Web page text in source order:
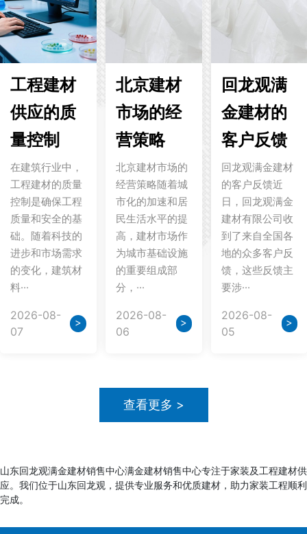
工程建材
供应的质
量控制
在建筑行业中，
工程建材的质量
控制是确保工程
质量和安全的基
础。随着科技的
进步和市场需求
的变化，建筑材
料···
2026-08-
07
>
北京建材
市场的经
营策略
北京建材市场的
经营策略随着城
市化的加速和居
民生活水平的提
高，建材市场作
为城市基础设施
的重要组成部
分，···
2026-08-
06
>
回龙观满
金建材的
客户反馈
回龙观满金建材
的客户反馈近
日，回龙观满金
建材有限公司收
到了来自全国各
地的众多客户反
馈，这些反馈主
要涉···
2026-08-
05
>
查看更多 >
山东回龙观满金建材销售中心满金建材销售中心专注于家装及工程建材供
应。我们位于山东回龙观，提供专业服务和优质建材，助力家装工程顺利
完成。